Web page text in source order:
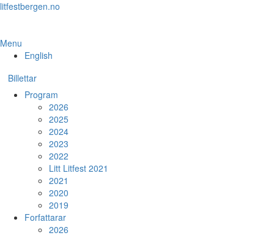
Skip
content
litfestbergen.no
Menu
English
Billettar
Program
2026
2025
2024
2023
2022
Litt Litfest 2021
2021
2020
2019
Forfattarar
2026